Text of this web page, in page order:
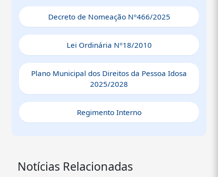
Decreto de Nomeação Nº466/2025
Lei Ordinária Nº18/2010
Plano Municipal dos Direitos da Pessoa Idosa
2025/2028
Regimento Interno
Notícias Relacionadas